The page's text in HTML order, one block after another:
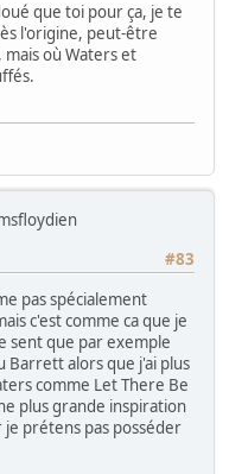
que toi pour ça, je te
l'origine, peut-être
où Waters et
#83
pas spécialement
c'est comme ca que je
sent que par exemple
Barrett alors que j'ai plus
comme Let There Be
plus grande inspiration
prétens pas posséder